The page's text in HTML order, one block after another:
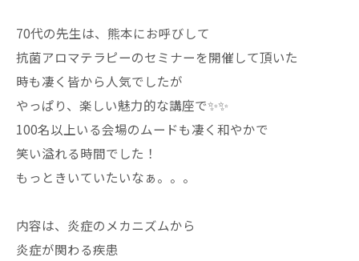
70代の先生は、熊本にお呼びして
抗菌アロマテラピーのセミナーを開催して頂いた
時も凄く皆から人気でしたが
やっぱり、楽しい魅力的な講座で✨✨
100名以上いる会場のムードも凄く和やかで
笑い溢れる時間でした！
もっときいていたいなぁ。。。
内容は、炎症のメカニズムから
炎症が関わる疾患